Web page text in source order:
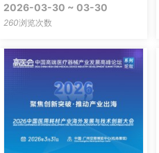
2026-03-30 ~ 03-30
260浏览次数